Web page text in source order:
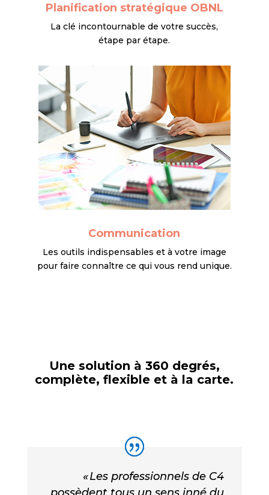
Planification stratégique OBNL
La clé incontournable de votre succès,
étape par étape.
Communication
Les outils indispensables et à votre image
pour faire connaître ce qui vous rend unique.
Une solution à 360 degrés,
complète, flexible et à la carte.
« Les professionnels de C4